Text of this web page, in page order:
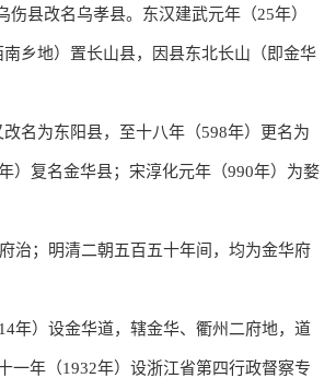
县改名乌孝县。东汉建武元年（25年）
乡地）置长山县，因县东北长山（即金华
名为东阳县，至十八年（598年）更名为
）复名金华县；宋淳化元年（990年）为婺
治；明清二朝五百五十年间，均为金华府
年）设金华道，辖金华、衢州二府地，道
一年（1932年）设浙江省第四行政督察专